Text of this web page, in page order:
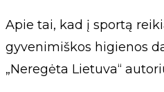
Apie tai, kad į sportą
gyvenimiškos higienos
„Neregėta Lietuva“